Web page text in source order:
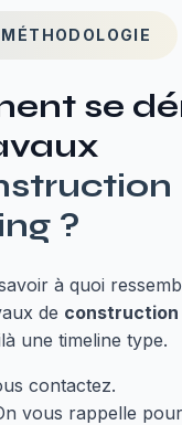
se
?
à quoi
de construction
une timeline type.
contactez.
vous rappelle